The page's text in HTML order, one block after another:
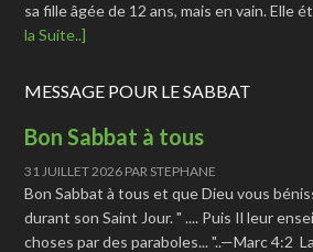
sa fille âgée de 12 ans, mais en vain. Elle
la Suite..]
MESSAGE POUR LE SABBAT
Bon Sabbat à tous
31 JUILLET 2026 PAR STEPHANE
Bon Sabbat à tous et que Dieu vous
durant son Saint Jour. " .... Puis Il leur
choses par des paraboles... "..—Marc 4:2